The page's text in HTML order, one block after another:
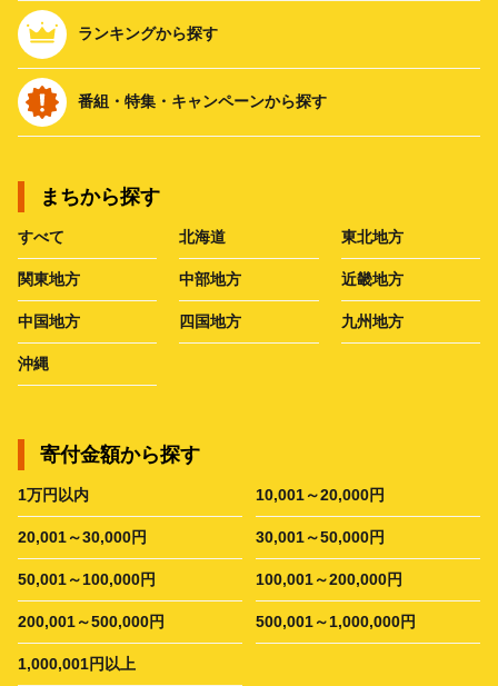
ランキングから探す
番組・特集・キャンペーンから探す
まちから探す
すべて 北海道 東北地方
関東地方 中部地方 近畿地方
中国地方 四国地方 九州地方
沖縄
寄付金額から探す
1万円以内 10,001～20,000円
20,001～30,000円 30,001～50,000円
50,001～100,000円 100,001～200,000円
200,001～500,000円 500,001～1,000,000円
1,000,001円以上